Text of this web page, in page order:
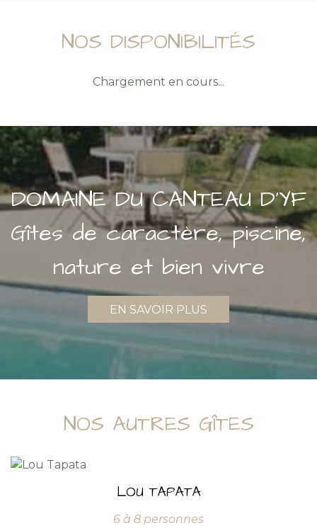
NOS DISPONIBILITÉS
Chargement en cours...
DOMAINE DU CANTEAU D'YF
Gîtes de caractère, piscine,
nature et bien vivre
EN SAVOIR PLUS
NOS AUTRES GÎTES
LOU TAPATA
6 à 8 personnes